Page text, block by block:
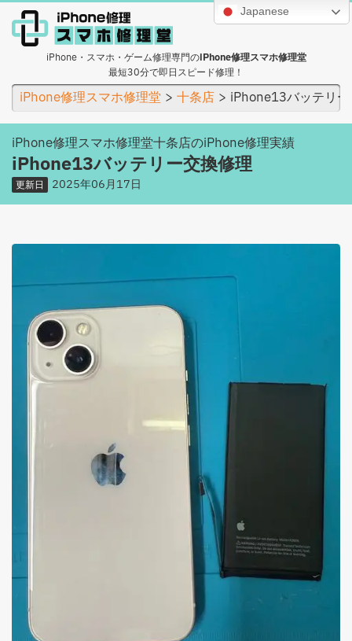
Japanese
iPhone・スマホ・ゲーム修理専門のiPhone修理スマホ修理堂
最短30分で即日スピード修理！
iPhone修理スマホ修理堂 十条店 iPhone13バッテリ
iPhone修理スマホ修理堂十条店のiPhone修理実績
iPhone13バッテリー交換修理
更新日 2025年06月17日